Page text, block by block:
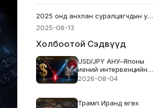
2025 онд анхлан суралцагчдын унших ёстой арилжааны шилдэг 10 ном
2025-06-13
Холбоотой Сэдвүүд
USD/JPY АНУ–Японы
иений интервенцийн
дараа сэргэжээ. Энэ
2026-08-04
Трамп Иранд өгөх